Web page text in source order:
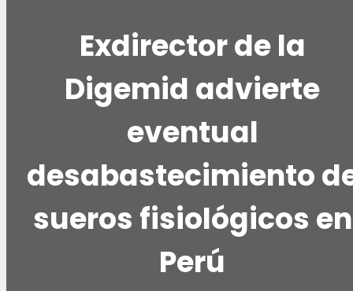
Exdirector de la
Digemid advierte
eventual
desabastecimiento
sueros fisiológicos en
Perú